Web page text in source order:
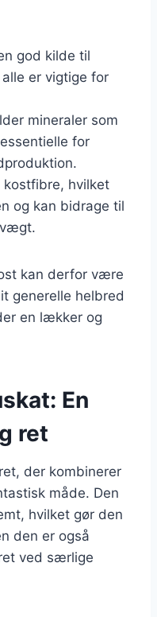
god kilde til
er vigtige for
mineraler som
for
kostfibre, hvilket
og kan bidrage til
kan derfor være
generelle helbred
en lækker og
En
ret
der kombinerer
måde. Den
hvilket gør den
den er også
ved særlige